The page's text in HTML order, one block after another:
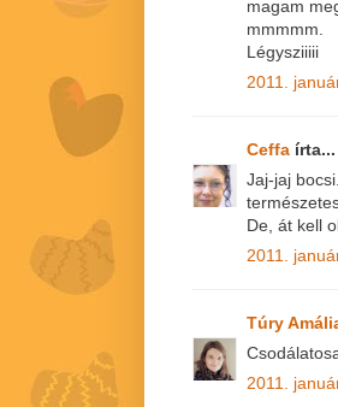
magam
mmmmm.
Légysziiiii
2011.
Ceffa írta...
Jaj-jaj bocsi..
De, át kell
2011.
Túry
2011.